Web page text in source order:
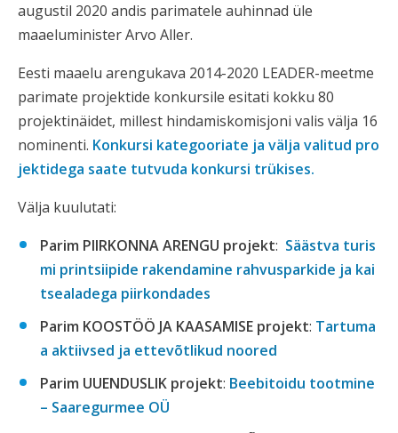
augustil 2020 andis parimatele auhinnad üle
maaeluminister Arvo Aller.
Eesti maaelu arengukava 2014-2020 LEADER-meetme
parimate projektide konkursile esitati kokku 80
projektinäidet, millest hindamiskomisjoni valis välja 16
nominenti. Konkursi kategooriate ja välja valitud pro
jektidega saate tutvuda konkursi trükises.
Välja kuulutati:
Parim PIIRKONNA ARENGU projekt: Säästva turis
mi printsiipide rakendamine rahvusparkide ja kai
tsealadega piirkondades
Parim KOOSTÖÖ JA KAASAMISE projekt: Tartuma
a aktiivsed ja ettevõtlikud noored
Parim UUENDUSLIK projekt: Beebitoidu tootmine
– Saaregurmee OÜ